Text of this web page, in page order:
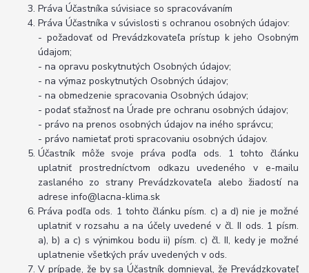
Práva Účastníka súvisiace so spracovávaním
Práva Účastníka v súvislosti s ochranou osobných údajov:
- požadovať od Prevádzkovateľa prístup k jeho Osobným
údajom;
- na opravu poskytnutých Osobných údajov;
- na výmaz poskytnutých Osobných údajov;
- na obmedzenie spracovania Osobných údajov;
- podať sťažnosť na Úrade pre ochranu osobných údajov;
- právo na prenos osobných údajov na iného správcu;
- právo namietať proti spracovaniu osobných údajov.
Účastník môže svoje práva podľa ods. 1 tohto článku
uplatniť prostredníctvom odkazu uvedeného v e-mailu
zaslaného zo strany Prevádzkovateľa alebo žiadostí na
adrese info@lacna-klima.sk
Práva podľa ods. 1 tohto článku písm. c) a d) nie je možné
uplatniť v rozsahu a na účely uvedené v čl. II ods. 1 písm.
a), b) a c) s výnimkou bodu ii) písm. c) čl. II, kedy je možné
uplatnenie všetkých práv uvedených v ods.
V prípade, že by sa Účastník domnieval, že Prevádzkovateľ